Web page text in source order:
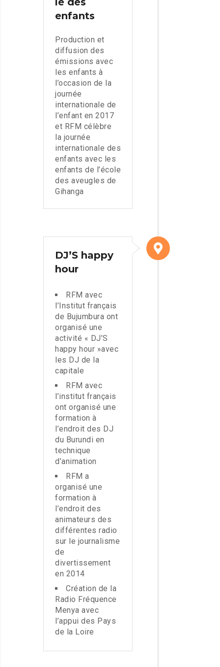
enfants
Production et
diffusion des
émissions avec
les enfants à
l’occasion de la
journée
internationale de
l’enfant en 2017
et RFM célèbre
la journée
internationale des
enfants avec les
enfants de l’école
des aveugles de
Gihanga
DJ’S happy
hour
RFM avec
l’Institut français
de Bujumbura ont
organisé une
activité « DJ’S
happy hour »avec
les DJ de la
capitale
RFM avec
l’institut français
ont organisé une
formation à
l’endroit des DJ
du Burundi en
technique
d’animation
RFM a
organisé une
formation à
l’endroit des
animateurs des
différentes radio
sur le journalisme
de
divertissement
en 2014
Création de la
Radio Fréquence
Menya avec
l’appui des Pays
de la Loire